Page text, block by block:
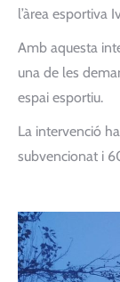
l’àrea esportiva
Amb aquesta
una de les
espai esportiu.
La intervenció
subvencionat i